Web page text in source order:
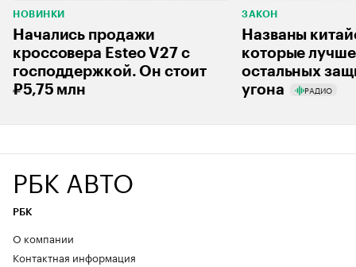
НОВИНКИ
Начались продажи
кроссовера Esteo V27 с
господдержкой. Он стоит
₽5,75 млн
ЗАКОН
Названы
которые
остальных
угона
РАДИО
РБК АВТО
РБК
О компании
Контактная информация